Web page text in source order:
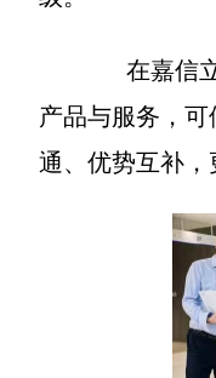
在嘉信立恒
产品与服务，
通、优势互补